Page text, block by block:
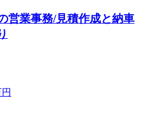
営業事務/見積作成と納車